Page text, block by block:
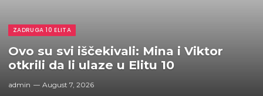
ZADRUGA 10 ELITA
Ovo su svi iščekivali: Mina i Viktor
otkrili da li ulaze u Elitu 10
admin August 7, 2026